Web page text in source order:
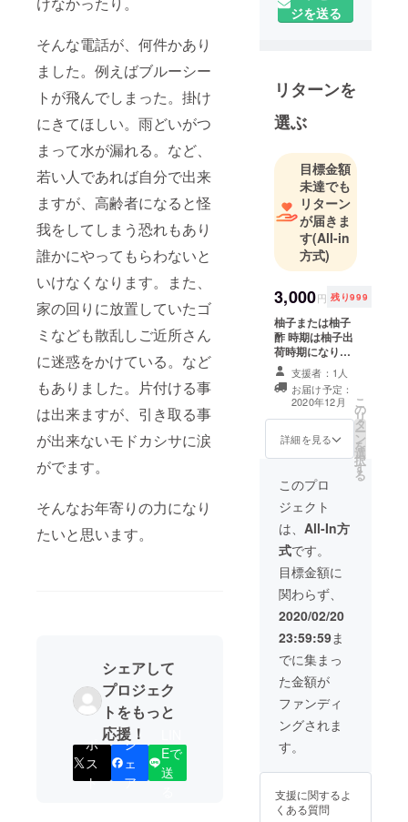
そんな電話が、何件かあり
ました。例えばブルーシー
トが飛んでしまった。掛け
にきてほしい。雨どいがつ
まって水が漏れる。など、
若い人であれば自分で出来
ますが、高齢者になると怪
我をしてしまう恐れもあり
誰かにやってもらわないと
いけなくなります。また、
家の回りに放置していたゴ
ミなども散乱しご近所さん
に迷惑をかけている。など
もありました。片付ける事
は出来ますが、引き取る事
が出来ないモドカシサに涙
がでます。
そんなお年寄りの力になり
たいと思います。
シェアして
プロジェク
トをもっと
応援！
ポ
ス
ト
シ
ェ
ア
Eで
送
ジを送る
リターンを
選ぶ
目標金額
未達でも
リターン
が届きま
す(All-in
方式)
3,000円 残り999
柚子または柚子
酢 時期は柚子出
荷時期になりま
す。 自分たちが
収穫し、手作業
で絞りました。
市販はしていま
せん。 柚子酢は
無添加です。冷
す。 食品衛生責
任者の許可を獲
ていますので安
心です。 入力時
に柚子か柚子酢
をご選択いただ
きお知らせ下さ
い。 柚子酢は
450ml瓶で、3本
セット。 製氷器
まま飲み物にい
れると便利で
す。 柚子は
10~12個程度。
柚子は無農薬栽
培ですので、皮
も安心して使え
ます。
支援者：1人
お届け予定：
2020年12月
詳細を見る
こ
の
リ
タ
ー
ン
を
選
択
す
る
このプロ
ジェクト
は、 All-In方
式です。
目標金額に
関わらず、
2020/02/20
23:59:59ま
でに集まっ
た金額が
ファンディ
ングされま
す。
支援に関するよ
くある質問